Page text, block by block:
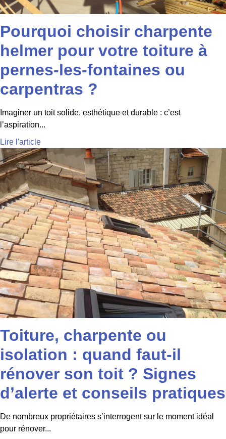
Pourquoi choisir charpente
helmer pour votre toiture à
pernes-les-fontaines ou
carpentras ?
Imaginer un toit solide, esthétique et durable : c’est
l’aspiration...
Lire l'article
Toiture, charpente ou
isolation : quand faut-il
rénover son toit ? Signes
d’alerte et conseils pratiques
De nombreux propriétaires s’interrogent sur le moment idéal
pour rénover...